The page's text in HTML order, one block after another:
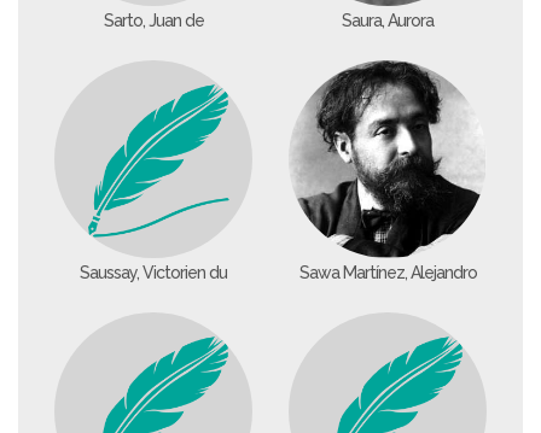
Sarto, Juan de Saura, Aurora
Saussay, Victorien du Sawa Martínez, Alejandro